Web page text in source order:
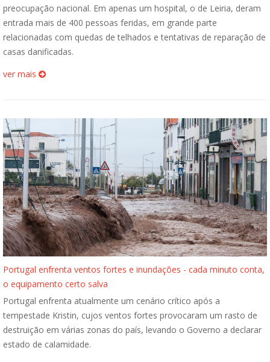
preocupação nacional. Em apenas um hospital, o de Leiria, deram
entrada mais de 400 pessoas feridas, em grande parte
relacionadas com quedas de telhados e tentativas de reparação de
casas danificadas.
ver mais
Portugal enfrenta ventos fortes e inundações - cada minuto conta,
o equipamento certo salva
Portugal enfrenta atualmente um cenário crítico após a
tempestade Kristin, cujos ventos fortes provocaram um rasto de
destruição em várias zonas do país, levando o Governo a declarar
estado de calamidade.